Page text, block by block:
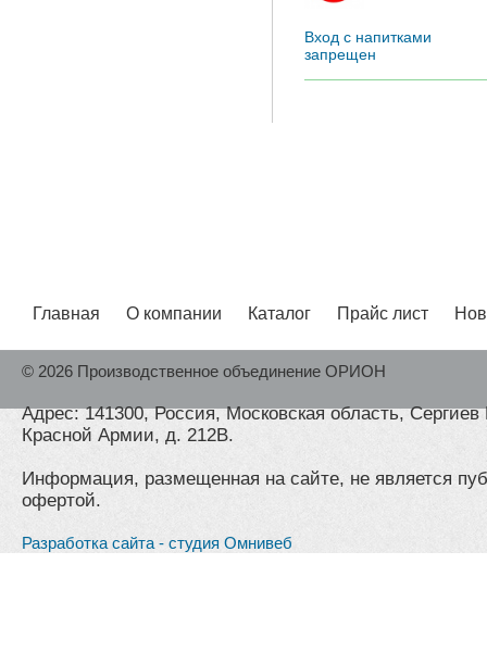
Вход с напитками
запрещен
Главная О компании Каталог Прайс лист
© 2026 Производственное объединение ОРИОН
Адрес: 141300, Россия, Московская область,
Красной Армии, д. 212В.
Информация, размещенная на сайте, не является
офертой.
Разработка сайта - студия Омнивеб